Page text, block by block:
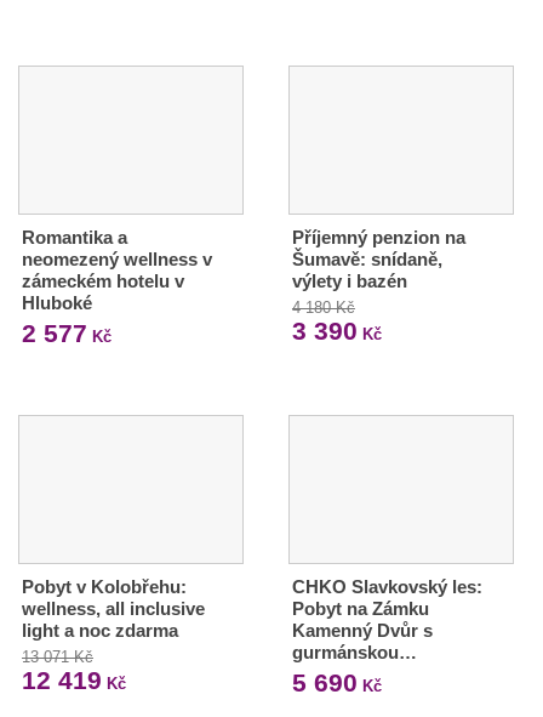
Romantika a
neomezený wellness v
zámeckém hotelu v
Hluboké
2 577 Kč
Příjemný penzion na
Šumavě: snídaně,
výlety i bazén
4 180 Kč
3 390 Kč
Pobyt v Kolobřehu:
wellness, all inclusive
light a noc zdarma
13 071 Kč
12 419 Kč
CHKO Slavkovský les:
Pobyt na Zámku
Kamenný Dvůr s
gurmánskou…
5 690 Kč